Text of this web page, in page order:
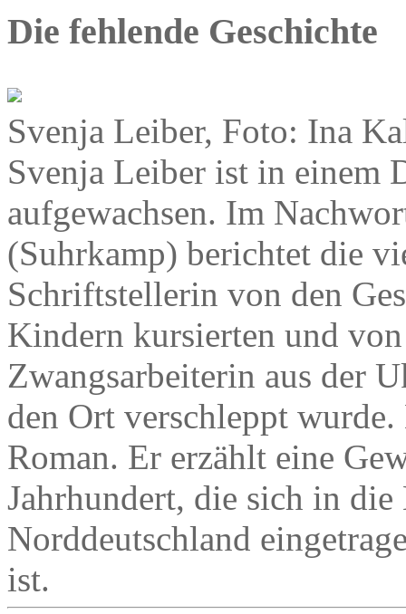
Die fehlende Geschichte
Svenja Leiber, Foto: Ina
Svenja Leiber ist in einem
aufgewachsen. Im
(Suhrkamp) berichtet die
Schriftstellerin von den
Kindern kursierten und
Zwangsarbeiterin aus der
den Ort verschleppt
Roman. Er erzählt eine
Jahrhundert, die sich in
Norddeutschland
ist.